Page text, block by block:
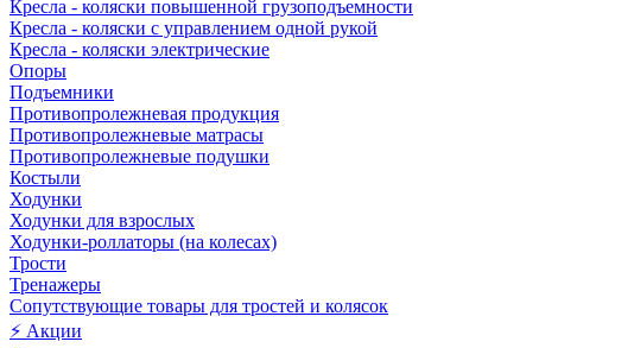
Кресла - коляски повышенной грузоподъемности
Кресла - коляски с управлением одной рукой
Кресла - коляски электрические
Опоры
Подъемники
Противопролежневая продукция
Противопролежневые матрасы
Противопролежневые подушки
Костыли
Ходунки
Ходунки для взрослых
Ходунки-роллаторы (на колесах)
Трости
Тренажеры
Сопутствующие товары для тростей и колясок
⚡ Акции